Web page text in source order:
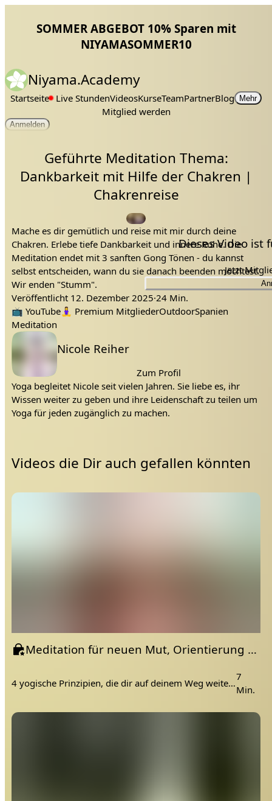
SOMMER ABGEBOT 10% Sparen mit
NIYAMASOMMER10
Niyama.Academy
Startseite Live StundenVideosKurseTeamPartnerBlog Mehr
Mitglied werden
Anmelden
Geführte Meditation Thema:
Dankbarkeit mit Hilfe der Chakren |
Chakrenreise
Dieses Video ist
Jetzt
Mache es dir gemütlich und reise mit mir durch deine
Chakren. Erlebe tiefe Dankbarkeit und innere Ruhe. Die
Meditation endet mit 3 sanften Gong Tönen - du kannst
selbst entscheiden, wann du sie danach beenden möchtest.
Wir enden "Stumm".
Hinterlasse sehr gerne eine Rückmeldung, ob es dir
gefallen hat und welches Chakra ganz besonders mit dir
räsoniert. 🕉️.
Ich freue mich auf deine Rückmeldung 💚.
Namasté, deine Nicole.
Veröffentlicht 12. Dezember 2025·24 Min.
Tags:
📺 YouTube🧘‍♀️ Premium MitgliederOutdoorSpanien
Meditation
20 min Meditation
Für Anfänger
Hatha Yoga für Anfänger
Kostenlos
Nicole Reiher
Yoga
Yoga mit Nicole Reiher
achtsamkeit
chakra
chakren meditation
dankbarkeit
dankbarkeits meditation
erdung
für anfänger
geführte meditation
geleitete meditationmeditation
meditieren für anfänger
ruhe
traumreise
Nicole Reiher
Zum Profil
Yoga begleitet Nicole seit vielen Jahren. Sie liebe es, ihr
Wissen weiter zu geben und ihre Leidenschaft zu teilen um
Yoga für jeden zugänglich zu machen.
Videos die Dir auch gefallen könnten
Meditation für neuen Mut, Orientierung und mehr Leichtigkeit
4 yogische Prinzipien, die dir auf deinem Weg weiter helfen.
7
Min.